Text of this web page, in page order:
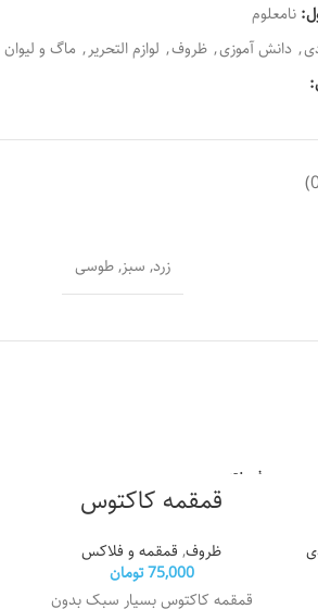
نامعلوم
, دانش آموزی, ظروف, لوازم التحریر, ماگ و لیوان
زرد, سبز, طوسی
فروخته
قمقمه کاکتوس
ظروف, قمقمه و فلاکس
75,000تومان
قمقمه کاکتوس بسیار سبک بدون